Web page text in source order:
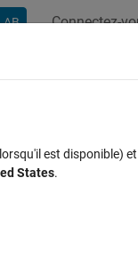
Connectez-
est disponible)
States.